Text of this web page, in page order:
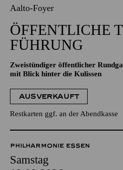
Aalto-Foyer
ÖFFENTLICHE
FÜHRUNG
Zweistündiger öffentlicher
mit Blick hinter die Kulissen
AUSVERKAUFT
Restkarten ggf. an der Abendkasse
PHILHARMONIE ESSEN
Samstag